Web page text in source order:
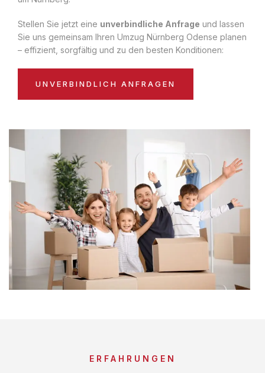
Stellen Sie jetzt eine unverbindliche Anfrage und lassen
Sie uns gemeinsam Ihren Umzug Nürnberg Odense planen
– effizient, sorgfältig und zu den besten Konditionen:
UNVERBINDLICH ANFRAGEN
ERFAHRUNGEN